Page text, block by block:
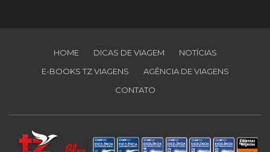
HOME DICAS DE VIAGEM
NOTÍCIAS
E-BOOKS TZ VIAGENS
AGÊNCIA DE VIAGENS
CONTATO